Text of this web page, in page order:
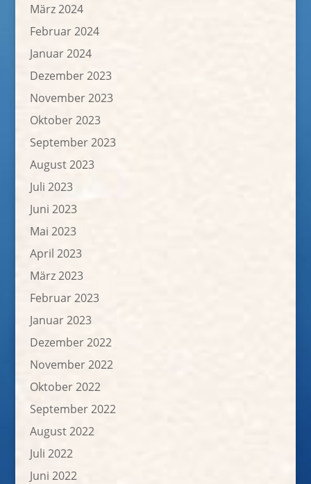
März 2024
Februar 2024
Januar 2024
Dezember 2023
November 2023
Oktober 2023
September 2023
August 2023
Juli 2023
Juni 2023
Mai 2023
April 2023
März 2023
Februar 2023
Januar 2023
Dezember 2022
November 2022
Oktober 2022
September 2022
August 2022
Juli 2022
Juni 2022